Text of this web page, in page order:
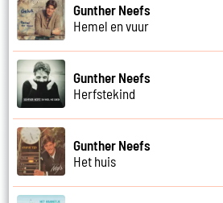
Gunther Neefs
Hemel en vuur
Gunther Neefs
Herfstekind
Gunther Neefs
Het huis